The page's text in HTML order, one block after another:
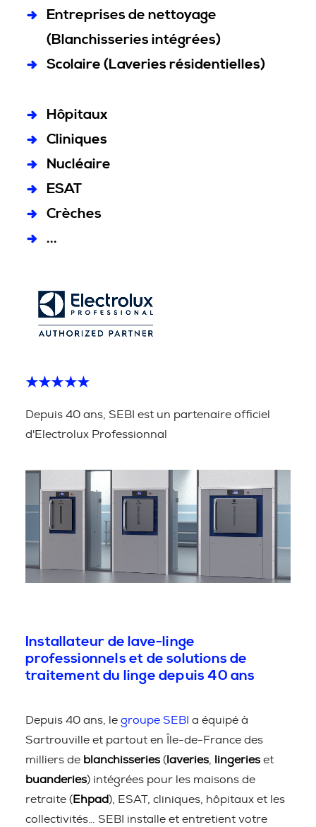
Entreprises de nettoyage
(Blanchisseries intégrées)
Scolaire (Laveries résidentielles)
Hôpitaux
Cliniques
Nucléaire
ESAT
Crèches
...
★★★★★
Depuis 40 ans, SEBI est un partenaire officiel
d'Electrolux Professionnal
Installateur de lave-linge
professionnels et de solutions de
traitement du linge depuis 40 ans
Depuis 40 ans, le groupe SEBI a équipé à
Sartrouville et partout en Île-de-France des
milliers de blanchisseries ( laveries lingeries et
buanderies) intégrées pour les maisons de
retraite (Ehpad), ESAT, cliniques, hôpitaux et les
collectivités… SEBI installe et entretient votre